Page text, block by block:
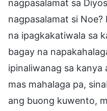
nagpasalamat sa
nagpasalamat si
na ipagkakatiwala sa
bagay na
ipinaliwanag sa kanya
mas mahalaga pa,
ang buong kuwento,